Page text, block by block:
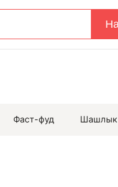
Фаст-фуд Шашлык